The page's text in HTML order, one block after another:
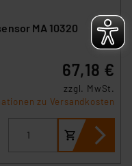
MA 10320
67,18 €
zzgl. MwSt.
zu Versandkosten